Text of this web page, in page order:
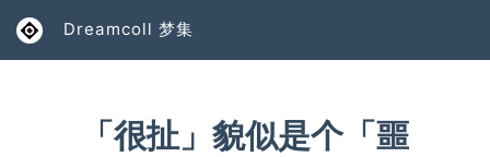
Dreamcoll 梦集
「很扯 」貌似是个「噩